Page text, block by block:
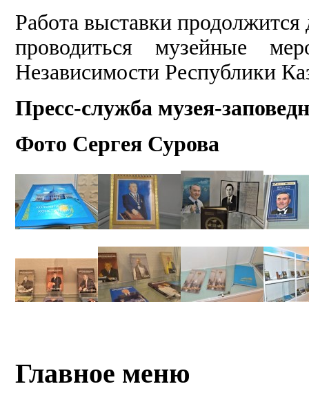
Работа выставки
проводиться музейные
Независимости Республики
Пресс-служба музея-
Фото Сергея Сурова
Главное меню